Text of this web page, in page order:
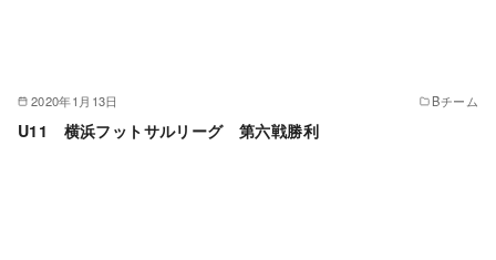
2020年1月13日 Bチーム
U11 横浜フットサルリーグ 第六戦勝利